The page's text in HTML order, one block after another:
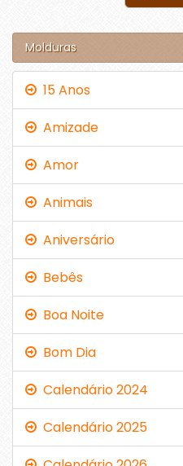
Molduras
15 Anos
Amizade
Amor
Animais
Aniversário
Bebês
Boa Noite
Bom Dia
Calendário 2024
Calendário 2025